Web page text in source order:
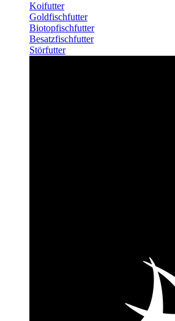
Koifutter
Goldfischfutter
Biotopfischfutter
Besatzfischfutter
Störfutter